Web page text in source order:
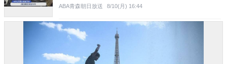
ABA青森朝日放送 8/10(月) 16:44